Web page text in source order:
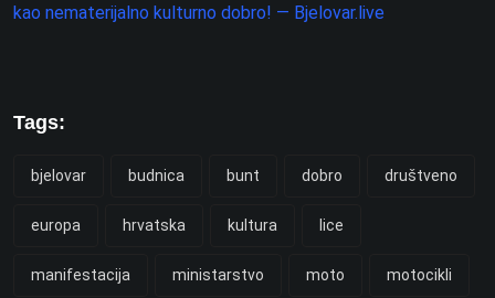
kao nematerijalno kulturno dobro! — Bjelovar.live
Tags:
bjelovar budnica bunt dobro društveno
europa hrvatska kultura lice
manifestacija ministarstvo moto motocikli